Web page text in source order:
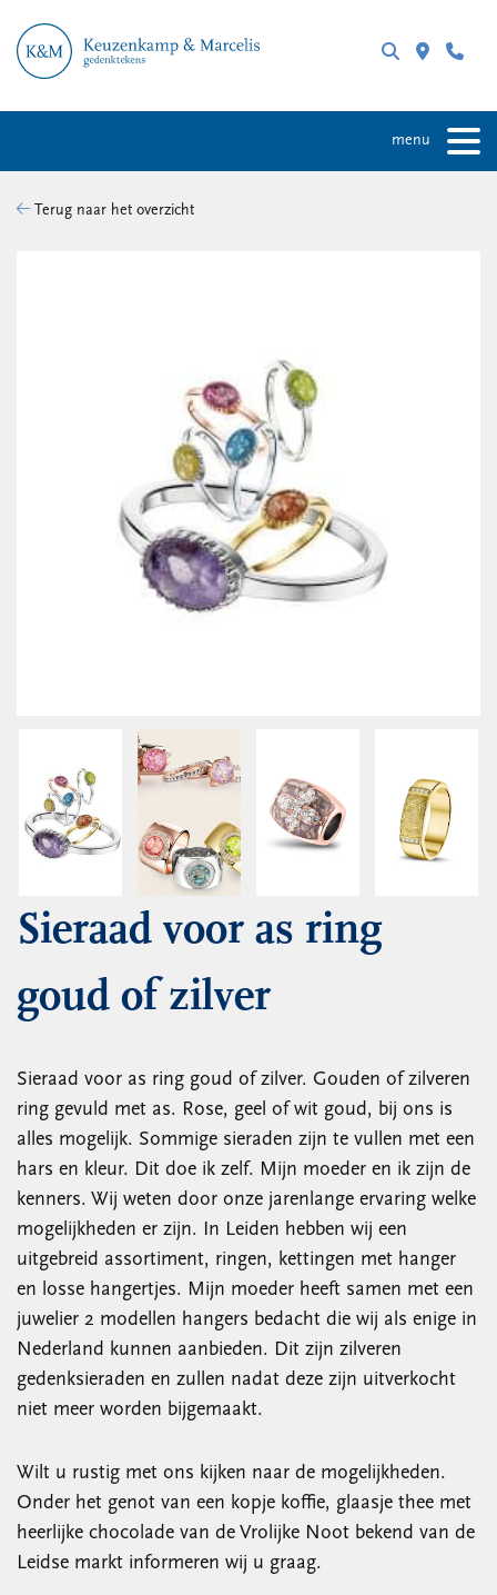
menu
Terug naar het overzicht
Sieraad voor as ring
goud of zilver
Sieraad voor as ring goud of zilver. Gouden of zilveren
ring gevuld met as. Rose, geel of wit goud, bij ons is
alles mogelijk. Sommige sieraden zijn te vullen met een
hars en kleur. Dit doe ik zelf. Mijn moeder en ik zijn de
kenners. Wij weten door onze jarenlange ervaring welke
mogelijkheden er zijn. In Leiden hebben wij een
uitgebreid assortiment, ringen, kettingen met hanger
en losse hangertjes. Mijn moeder heeft samen met een
juwelier 2 modellen hangers bedacht die wij als enige in
Nederland kunnen aanbieden. Dit zijn zilveren
gedenksieraden en zullen nadat deze zijn uitverkocht
niet meer worden bijgemaakt.
Wilt u rustig met ons kijken naar de mogelijkheden.
Onder het genot van een kopje koffie, glaasje thee met
heerlijke chocolade van de Vrolijke Noot bekend van de
Leidse markt informeren wij u graag.